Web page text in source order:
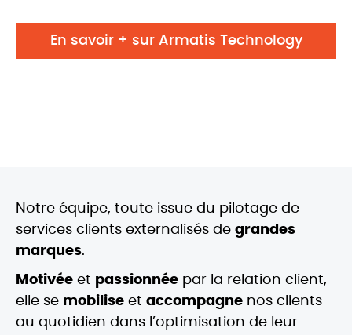
En savoir + sur Armatis Technology
Notre équipe, toute issue du pilotage de
services clients externalisés de grandes
marques.
Motivée et passionnée par la relation client,
elle se mobilise et accompagne nos clients
au quotidien dans l’optimisation de leur